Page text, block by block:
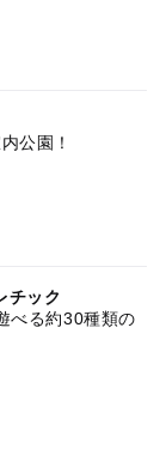
公園！
チック
べる約30種類の